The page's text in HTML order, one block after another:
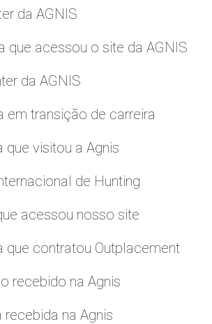
da AGNIS
que acessou o site da AGNIS
da AGNIS
em transição de carreira
que visitou a Agnis
de Hunting
acessou nosso site
que contratou Outplacement
recebido na Agnis
recebida na Agnis